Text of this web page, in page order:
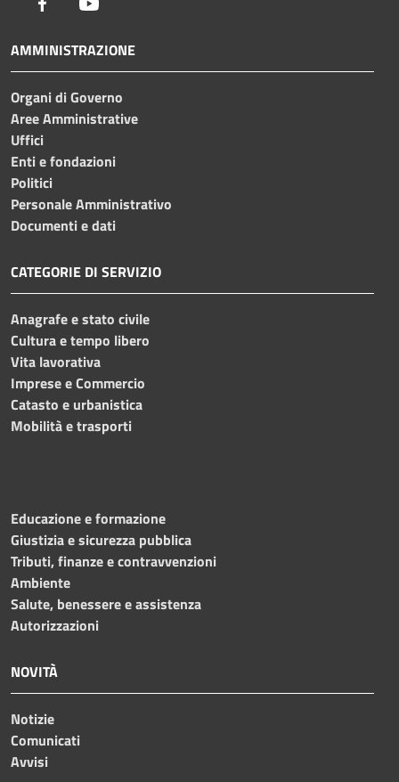
AMMINISTRAZIONE
Organi di Governo
Aree Amministrative
Uffici
Enti e fondazioni
Politici
Personale Amministrativo
Documenti e dati
CATEGORIE DI SERVIZIO
Anagrafe e stato civile
Cultura e tempo libero
Vita lavorativa
Imprese e Commercio
Catasto e urbanistica
Mobilità e trasporti
Educazione e formazione
Giustizia e sicurezza pubblica
Tributi, finanze e contravvenzioni
Ambiente
Salute, benessere e assistenza
Autorizzazioni
NOVITÀ
Notizie
Comunicati
Avvisi